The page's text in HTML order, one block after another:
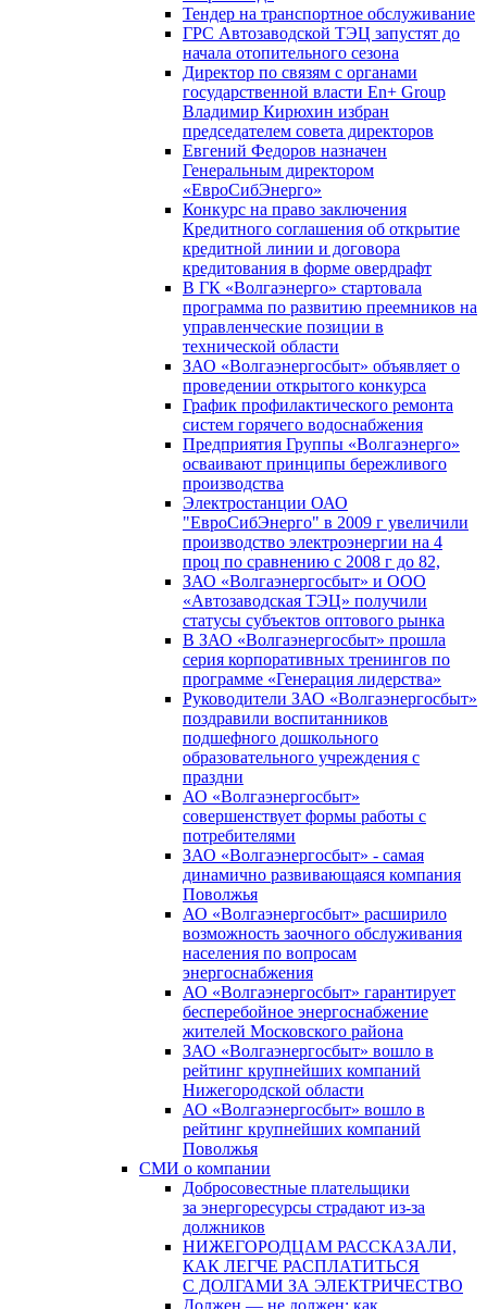
Тендер на транспортное обслуживание
ГРС Автозаводской ТЭЦ запустят до
начала отопительного сезона
Директор по связям с органами
государственной власти En+ Group
Владимир Кирюхин избран
председателем совета директоров
Евгений Федоров назначен
Генеральным директором
«ЕвроСибЭнерго»
Конкурс на право заключения
Кредитного соглашения об открытие
кредитной линии и договора
кредитования в форме овердрафт
В ГК «Волгаэнерго» стартовала
программа по развитию преемников на
управленческие позиции в
технической области
ЗАО «Волгаэнергосбыт» объявляет о
проведении открытого конкурса
График профилактического ремонта
систем горячего водоснабжения
Предприятия Группы «Волгаэнерго»
осваивают принципы бережливого
производства
Электростанции ОАО
"ЕвроСибЭнерго" в 2009 г увеличили
производство электроэнергии на 4
проц по сравнению с 2008 г до 82,
ЗАО «Волгаэнергосбыт» и ООО
«Автозаводская ТЭЦ» получили
статусы субъектов оптового рынка
В ЗАО «Волгаэнергосбыт» прошла
серия корпоративных тренингов по
программе «Генерация лидерства»
Руководители ЗАО «Волгаэнергосбыт»
поздравили воспитанников
подшефного дошкольного
образовательного учреждения с
праздни
АО «Волгаэнергосбыт»
совершенствует формы работы с
потребителями
ЗАО «Волгаэнергосбыт» - самая
динамично развивающаяся компания
Поволжья
АО «Волгаэнергосбыт» расширило
возможность заочного обслуживания
населения по вопросам
энергоснабжения
АО «Волгаэнергосбыт» гарантирует
бесперебойное энергоснабжение
жителей Московского района
ЗАО «Волгаэнергосбыт» вошло в
рейтинг крупнейших компаний
Нижегородской области
АО «Волгаэнергосбыт» вошло в
рейтинг крупнейших компаний
Поволжья
СМИ о компании
Добросовестные плательщики
за энергоресурсы страдают из-за
должников
НИЖЕГОРОДЦАМ РАССКАЗАЛИ,
КАК ЛЕГЧЕ РАСПЛАТИТЬСЯ
С ДОЛГАМИ ЗА ЭЛЕКТРИЧЕСТВО